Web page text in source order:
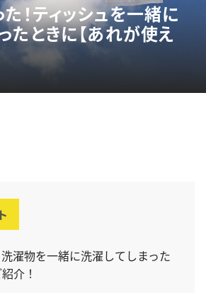
た！ティッシュを一緒に
たときに【あれが使え
濯物を一緒に洗濯してしまった
介！